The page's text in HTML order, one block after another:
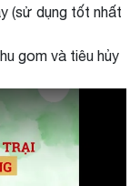
(sử dụng tốt nhất
gom và tiêu hủy